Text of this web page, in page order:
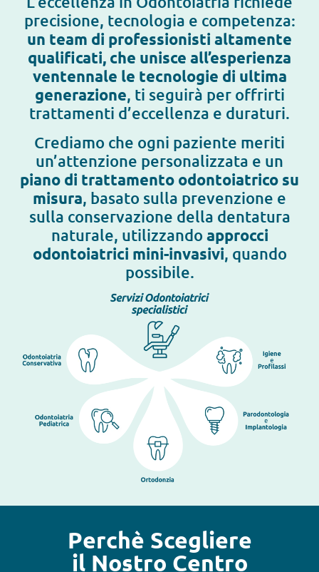
precisione, tecnologia e competenza:
un team di professionisti altamente
qualificati, che unisce all’esperienza
ventennale le tecnologie di ultima
generazione, ti seguirà per offrirti
trattamenti d’eccellenza e duraturi.
Crediamo che ogni paziente meriti
un’attenzione personalizzata e un
piano di trattamento odontoiatrico su
misura, basato sulla prevenzione e
sulla conservazione della dentatura
naturale, utilizzando approcci
odontoiatrici mini-invasivi, quando
possibile.
Perchè Scegliere
il Nostro Centro